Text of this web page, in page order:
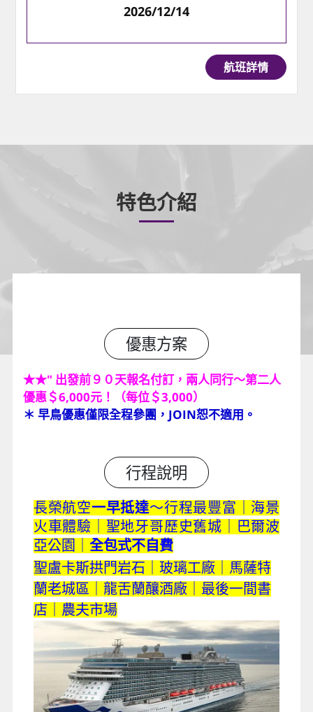
2026/12/14
航班詳情
特色介紹
優惠方案
★★" 出發前９０天報名付訂，兩人同行～第二人
優惠＄6,000元！（每位＄3,000）
＊ 早鳥優惠僅限全程參團，JOIN恕不適用。
行程說明
長榮航空一早抵達～行程最豐富｜海景
火車體驗｜聖地牙哥歷史舊城｜巴爾波
亞公園｜ 全包式不自費
聖盧卡斯拱門岩石｜玻璃工廠｜馬薩特
蘭老城區｜龍舌蘭釀酒廠｜最後一間書
店｜農夫市場